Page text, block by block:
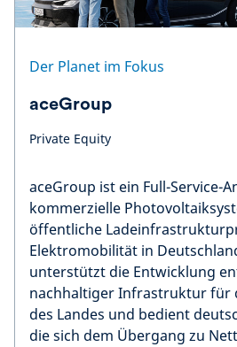
Der Planet im Fokus
aceGroup
Private Equity
aceGroup ist ein Full-Service-
kommerzielle
öffentliche
Elektromobilität in
unterstützt die Entwicklung
nachhaltiger Infrastruktur für
des Landes und bedient
die sich dem Übergang zu